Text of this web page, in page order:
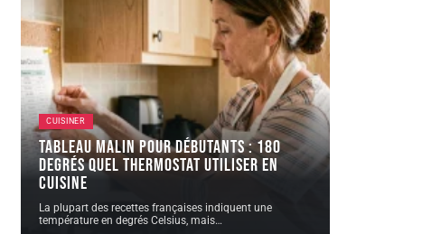
CUISINER
Tableau malin pour débutants : 180
degrés quel thermostat utiliser en
cuisine
La plupart des recettes françaises indiquent une
température en degrés Celsius, mais…